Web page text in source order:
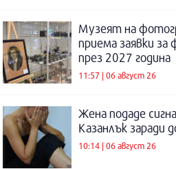
Музеят на
приема заявки
през 2027 година
11:57 | 06 август 26
Жена подаде
Казанлък заради
10:14 | 06 август 26